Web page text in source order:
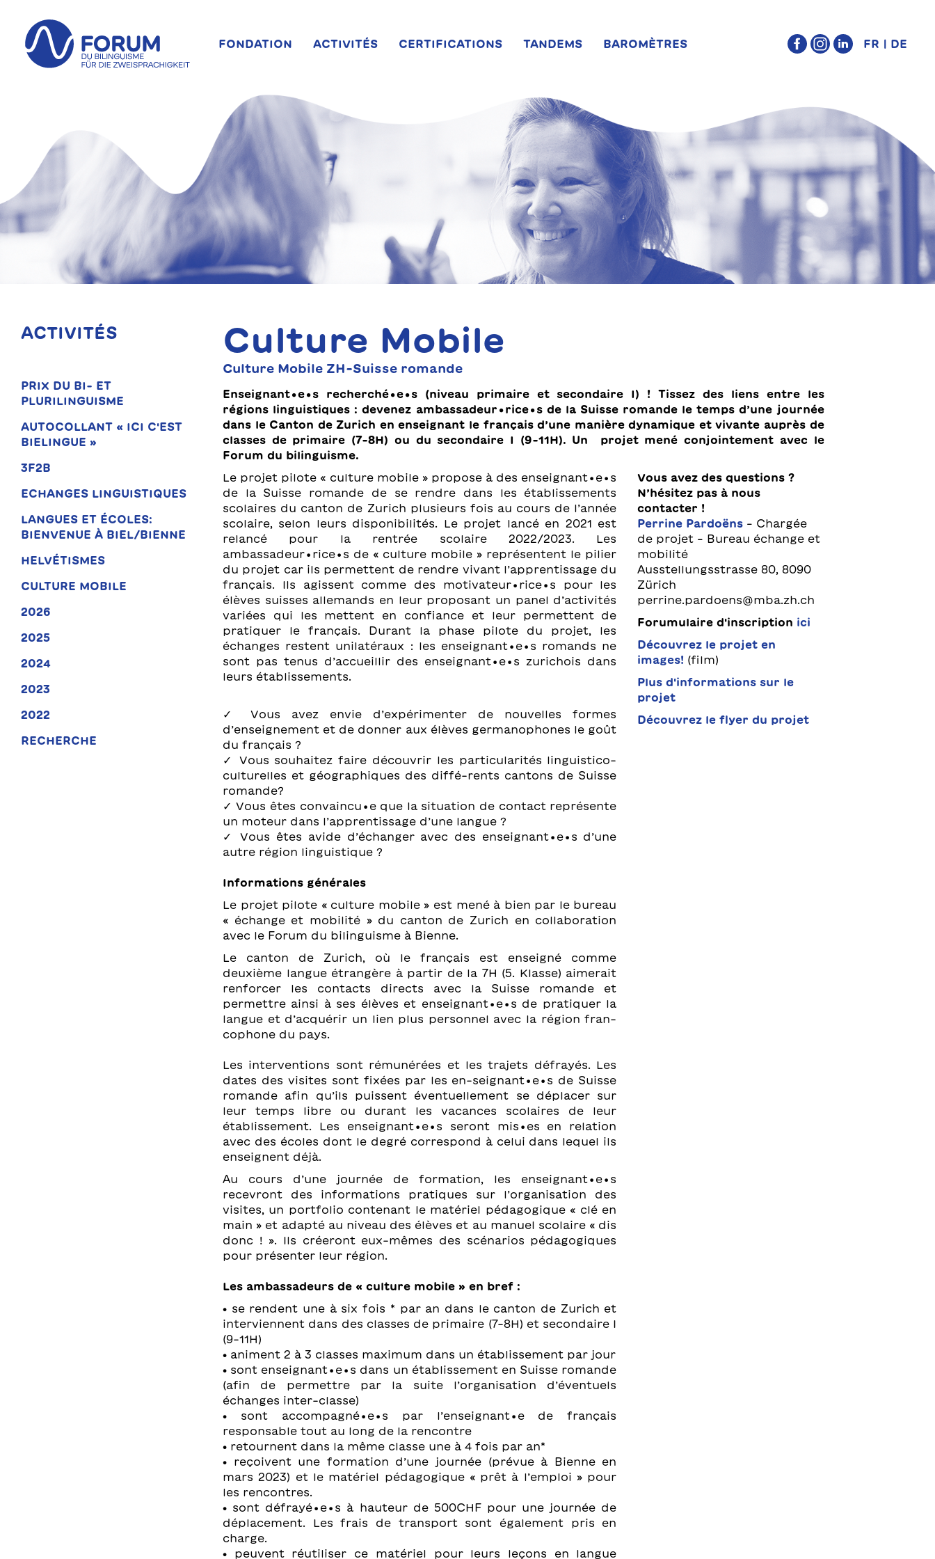
FONDATION ACTIVITÉS CERTIFICATIONS TANDEMS BAROMÈTRES FR DE
ACTIVITÉS
PRIX DU BI- ET
PLURILINGUISME
AUTOCOLLANT « ICI C'EST
BIELINGUE »
3F2B
ECHANGES LINGUISTIQUES
LANGUES ET ÉCOLES:
BIENVENUE À BIEL/BIENNE
HELVÉTISMES
CULTURE MOBILE
2026
2025
2024
2023
2022
RECHERCHE
Culture Mobile
Culture Mobile ZH-Suisse romande
Enseignant∙e∙s recherché∙e∙s (niveau primaire et secondaire I) ! Tissez des liens entre les
régions linguistiques : devenez ambassadeur∙rice∙s de la Suisse romande le temps d’une journée
dans le Canton de Zurich en enseignant le français d’une manière dynamique et vivante auprès de
classes de primaire (7-8H) ou du secondaire I (9-11H). Un projet mené conjointement avec le
Forum du bilinguisme.
Le projet pilote « culture mobile » propose à des enseignant∙e∙s
de la Suisse romande de se rendre dans les établissements
scolaires du canton de Zurich plusieurs fois au cours de l’année
scolaire, selon leurs disponibilités. Le projet lancé en 2021 est
relancé pour la rentrée scolaire 2022/2023. Les
ambassadeur∙rice∙s de « culture mobile » représentent le pilier
du projet car ils permettent de rendre vivant l’apprentissage du
français. Ils agissent comme des motivateur∙rice∙s pour les
élèves suisses allemands en leur proposant un panel d’activités
variées qui les mettent en confiance et leur permettent de
pratiquer le français. Durant la phase pilote du projet, les
échanges restent unilatéraux : les enseignant∙e∙s romands ne
sont pas tenus d’accueillir des enseignant∙e∙s zurichois dans
leurs établissements.
✓ Vous avez envie d’expérimenter de nouvelles formes
d’enseignement et de donner aux élèves germanophones le goût
du français ?
✓ Vous souhaitez faire découvrir les particularités linguistico-
culturelles et géographiques des diffé-rents cantons de Suisse
romande?
✓ Vous êtes convaincu∙e que la situation de contact représente
un moteur dans l’apprentissage d’une langue ?
✓ Vous êtes avide d’échanger avec des enseignant∙e∙s d’une
autre région linguistique ?
Informations générales
Le projet pilote « culture mobile » est mené à bien par le bureau
« échange et mobilité » du canton de Zurich en collaboration
avec le Forum du bilinguisme à Bienne.
Le canton de Zurich, où le français est enseigné comme
deuxième langue étrangère à partir de la 7H (5. Klasse) aimerait
renforcer les contacts directs avec la Suisse romande et
permettre ainsi à ses élèves et enseignant∙e∙s de pratiquer la
langue et d’acquérir un lien plus personnel avec la région fran-
cophone du pays.
Les interventions sont rémunérées et les trajets défrayés. Les
dates des visites sont fixées par les en-seignant∙e∙s de Suisse
romande afin qu’ils puissent éventuellement se déplacer sur
leur temps libre ou durant les vacances scolaires de leur
établissement. Les enseignant∙e∙s seront mis∙es en relation
avec des écoles dont le degré correspond à celui dans lequel ils
enseignent déjà.
Au cours d’une journée de formation, les enseignant∙e∙s
recevront des informations pratiques sur l’organisation des
visites, un portfolio contenant le matériel pédagogique « clé en
main » et adapté au niveau des élèves et au manuel scolaire « dis
donc ! ». Ils créeront eux-mêmes des scénarios pédagogiques
pour présenter leur région.
Les ambassadeurs de « culture mobile » en bref :
• se rendent une à six fois * par an dans le canton de Zurich et
interviennent dans des classes de primaire (7-8H) et secondaire I
(9-11H)
• animent 2 à 3 classes maximum dans un établissement par jour
• sont enseignant∙e∙s dans un établissement en Suisse romande
(afin de permettre par la suite l’organisation d’éventuels
échanges inter-classe)
• sont accompagné∙e∙s par l’enseignant∙e de français
responsable tout au long de la rencontre
• retournent dans la même classe une à 4 fois par an*
• reçoivent une formation d’une journée (prévue à Bienne en
mars 2023) et le matériel pédagogique « prêt à l’emploi » pour
les rencontres.
• sont défrayé∙e∙s à hauteur de 500CHF pour une journée de
déplacement. Les frais de transport sont également pris en
charge.
• peuvent réutiliser ce matériel pour leurs leçons en langue
Vous avez des questions ?
N’hésitez pas à nous
contacter !
Perrine Pardoëns – Chargée
de projet – Bureau échange et
mobilité
Ausstellungsstrasse 80, 8090
Zürich
perrine.pardoens@mba.zh.ch
Forumulaire d'inscription ici
Découvrez le projet en
images! (film)
Plus d'informations sur le
projet
Découvrez le flyer du projet